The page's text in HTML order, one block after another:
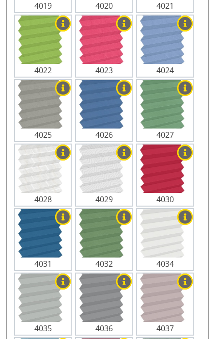
4019 4020 4021
4022 4023 4024
4025 4026 4027
4028 4029 4030
4031 4032 4034
4035 4036 4037